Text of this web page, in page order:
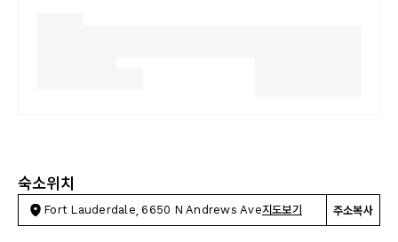
숙소위치
Fort Lauderdale, 6650 N Andrews Ave지도보기 주소복사